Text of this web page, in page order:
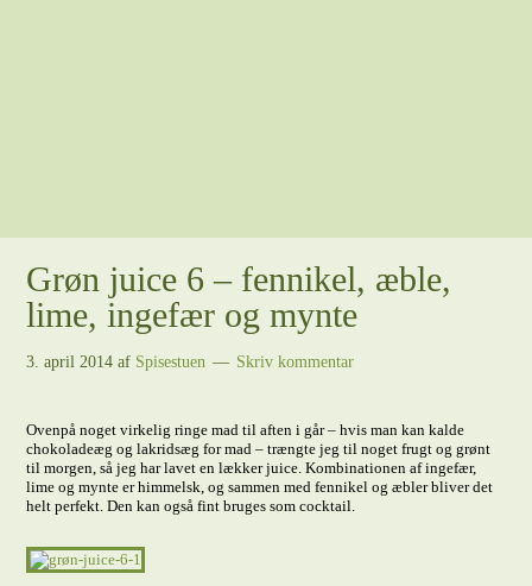
Grøn juice 6 – fennikel, æble,
lime, ingefær og mynte
3. april 2014 af Spisestuen Skriv kommentar
Ovenpå noget virkelig ringe mad til aften i går – hvis man kan kalde
chokoladeæg og lakridsæg for mad – trængte jeg til noget frugt og grønt
til morgen, så jeg har lavet en lækker juice. Kombinationen af ingefær,
lime og mynte er himmelsk, og sammen med fennikel og æbler bliver det
helt perfekt. Den kan også fint bruges som cocktail.